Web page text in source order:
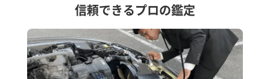
信頼できるプロの鑑定